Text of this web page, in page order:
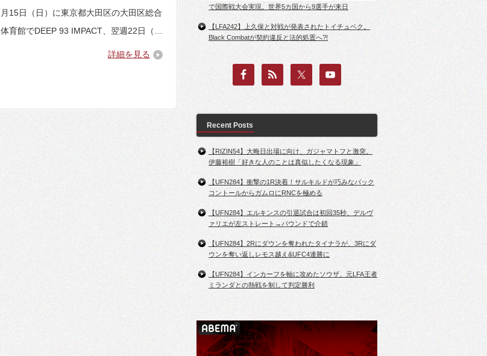
月15日（日）に東京都大田区の大田区総合
体育館でDEEP 93 IMPACT、翌週22日（…
詳細を見る
で国際戦大会実現。世界5カ国から9選手が来日
【LFA242】上久保と対戦が発表されたトイチュベク。
Black Combatが契約違反と法的処置へ?!
Recent Posts
【RIZIN54】大晦日出場に向け、ガジャマトフと激突。
伊藤裕樹「好きな人のことは真似したくなる現象」
【UFN284】衝撃の1R決着！サルキルドが巧みなバック
コントールからガムロにRNCを極める
【UFN284】エルキンスの引退試合は初回35秒、デルヴ
ァリエが左ストレート→パウンドで介錯
【UFN284】2Rにダウンを奪われたタイナラが、3Rにダ
ウンを奪い返しレモス越え&UFC4連勝に
【UFN284】インカーフを軸に攻めたソウザ、元LFA王者
ミランダとの熱戦を制して判定勝利